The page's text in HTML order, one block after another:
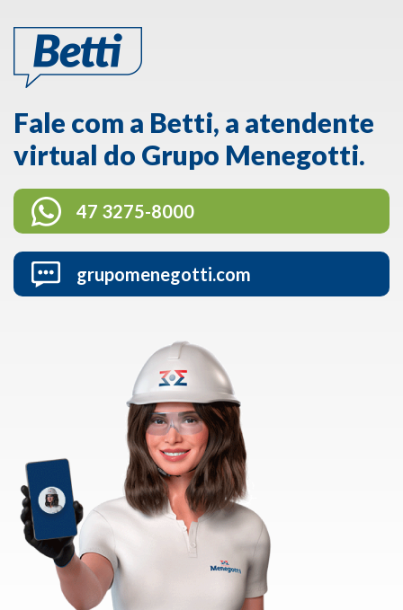
Fale com a Betti, a atendente
virtual do Grupo Menegotti.
47 3275-8000
grupomenegotti.com